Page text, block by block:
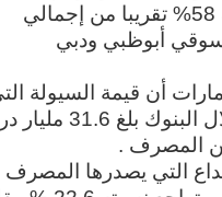
العام 2016 تشكل ما نسبته 58% تقريبا من إجمالي
أبوظبي ودبي
أن قيمة
المصرف .
التي يصدرها المصرف